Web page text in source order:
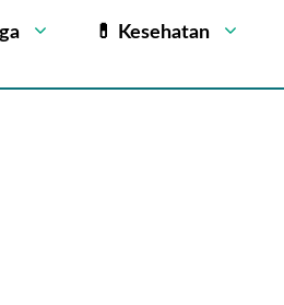
💊 Kesehatan